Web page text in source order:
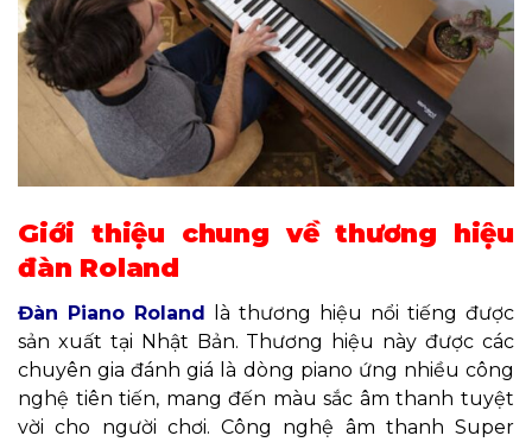
Giới thiệu chung về thương hiệu
đàn Roland
Đàn Piano Roland là thương hiệu nổi tiếng được
sản xuất tại Nhật Bản. Thương hiệu này được các
chuyên gia đánh giá là dòng piano ứng nhiều công
nghệ tiên tiến, mang đến màu sắc âm thanh tuyệt
vời cho người chơi. Công nghệ âm thanh Super